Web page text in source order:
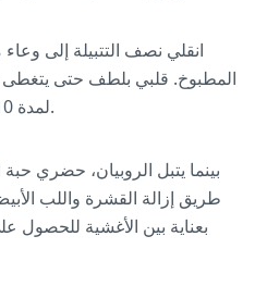
انقلي نصف التتبيلة إلى
المطبوخ. قلبي بلطف حتى يتغطى
لمدة 10 دقائق ليتشرب النكهات.
بينما يتبل الروبيان، حضري
طريق إزالة القشرة واللب
بعناية بين الأغشية للحصول